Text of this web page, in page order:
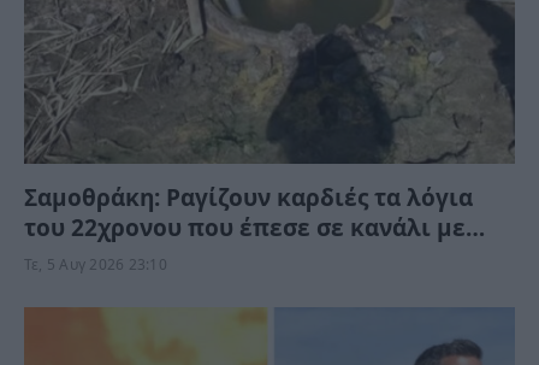
Σαμοθράκη: Ραγίζουν καρδιές τα λόγια
του 22χρονου που έπεσε σε κανάλι με
καυτό νερό – “Μαμά νόμιζες…”
Τε, 5 Αυγ 2026 23:10